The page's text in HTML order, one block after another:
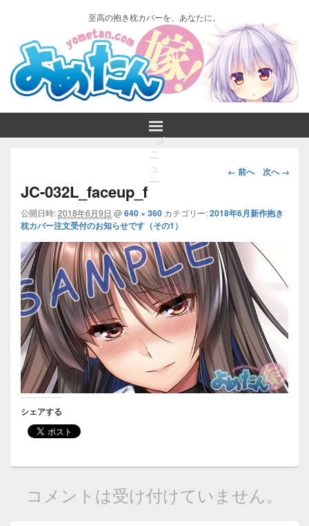
至高の抱き枕カバーを、あなたに。
メ
ニ
ュ
ー
画
ビ
ー
シ
ョ
ン
← 前へ 次へ →
JC-032L_faceup_f
公開日時:2018年6月9日 @640 × 360 カテゴリー:2018年6月新作抱き
枕カバー注文受付のお知らせです（その1）
シェアする
コメントは受け付けていません。